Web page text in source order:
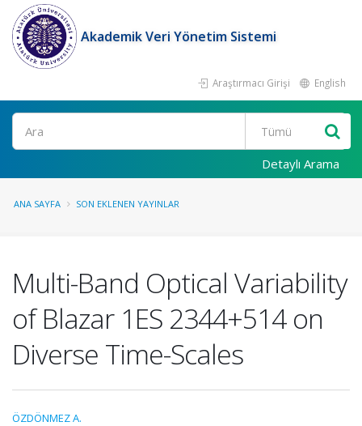
Akademik Veri Yönetim Sistemi
Araştırmacı Girişi English
Ara
Detaylı Arama
ANA SAYFA SON EKLENEN YAYINLAR
Multi-Band Optical Variability
of Blazar 1ES 2344+514 on
Diverse Time-Scales
ÖZDÖNMEZ A.